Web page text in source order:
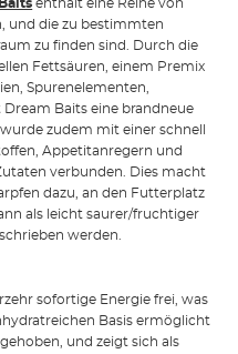
enthält eine Reihe von
und die zu bestimmten
zu finden sind. Durch die
Fettsäuren, einem Premix
Spurenelementen,
Baits eine brandneue
zudem mit einer schnell
Appetitanregern und
verbunden. Dies macht
dazu, an den Futterplatz
als leicht saurer/fruchtiger
werden.
sofortige Energie frei, was
Basis ermöglicht
und zeigt sich als